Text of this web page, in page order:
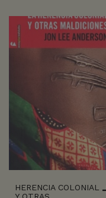
HERENCIA COLONIAL